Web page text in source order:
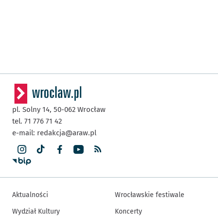
pl. Solny 14, 50-062 Wrocław
tel. 71 776 71 42
e-mail: redakcja@araw.pl
Aktualności
Wydział Kultury
Wrocławskie festiwale
Koncerty